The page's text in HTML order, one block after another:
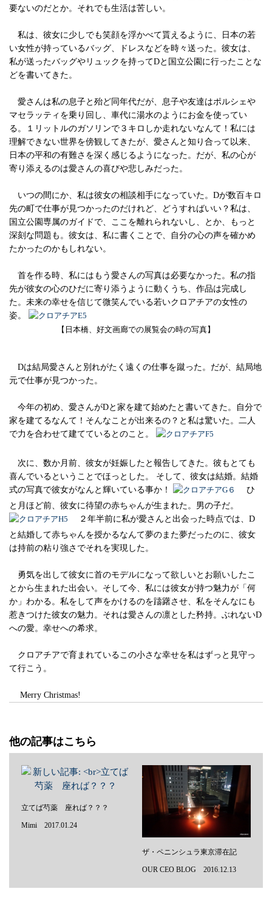
要ないのだとか。それでも生活は苦しい。
私は、彼女に少しでも笑顔を浮かべて貰えるように、日本の若
い女性が持っているバッグ、ドレスなどを時々送った。彼女は、
私が送ったバッグやリュックを持ってDと国立公園に行ったことな
どを書いてきた。
愛さんは私の息子と殆ど同年代だが、息子や友達はポルシェや
マセラッティを乗り回し、車代に湯水のようにお金を使ってい
る。１リットルのガソリンで３キロしか走れないなんて！私には
理解できない世界を傍観してきたが、愛さんと知り合って以来、
日本の平和の有難さを深く感じるようになった。だが、私の心が
寄り添えるのは愛さんの喜びや悲しみだった。
いつの間にか、私は彼女の相談相手になっていた。Dが数百キロ
先の町で仕事が見つかったのだけれど、どうすればいい？私は、
国立公園専属のガイドで、ここを離れられないし、とか、もっと
深刻な問題も。彼女は、私に書くことで、自分の心の声を確かめ
たかったのかもしれない。
首を作る時、私にはもう愛さんの写真は必要なかった。私の指
先が彼女の心のひだに寄り添うように動くうち、作品は完成し
た。未来の幸せを信じて微笑んでいる若いクロアチアの女性の
姿。
【日本橋、好文画廊での展覧会の時の写真】
Dは結局愛さんと別れがたく遠くの仕事を蹴った。だが、結局地
元で仕事が見つかった。
今年の初め、愛さんがDと家を建て始めたと書いてきた。自分で
家を建てるなんて！そんなことが出来るの？と私は驚いた。二人
で力を合わせて建てているとのこと。
次に、数か月前、彼女が妊娠したと報告してきた。彼もとても
喜んでいるということでほっとした。 そして、彼女は結婚。結婚
式の写真で彼女がなんと輝いている事か！
ひ
と月ほど前、彼女に待望の赤ちゃんが生まれた。男の子だ。
２年半前に私が愛さんと出会った時点では、D
と結婚して赤ちゃんを授かるなんて夢のまた夢だったのに、彼女
は持前の粘り強さでそれを実現した。
勇気を出して彼女に首のモデルになって欲しいとお願いしたこ
とから生まれた出会い。そして今、私には彼女が持つ魅力が「何
か」わかる。私をして声をかけるのを躊躇させ、私をそんなにも
惹きつけた彼女の魅力。それは愛さんの凛とした矜持。ぶれないD
への愛。幸せへの希求。
クロアチアで育まれているこの小さな幸せを私はずっと見守っ
て行こう。
Merry Christmas!
他の記事はこちら
立てば芍薬 座れば？？？
Mimi 2017.01.24
ザ・ペニンシュラ東京滞在記
OUR CEO BLOG 2016.12.13